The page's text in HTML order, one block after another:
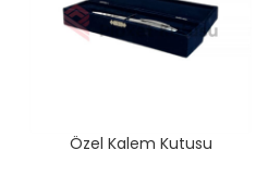
Özel Kalem Kutusu